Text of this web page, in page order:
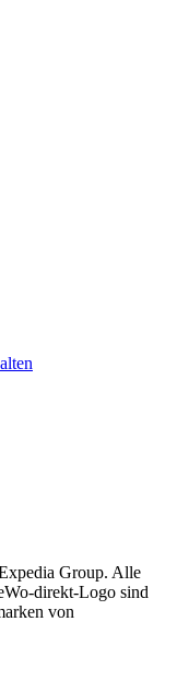
Group. Alle
direkt-Logo sind
von